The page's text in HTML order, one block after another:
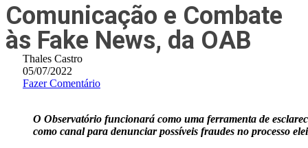
Comunicação e Combate
às Fake News, da OAB
Thales Castro
05/07/2022
Fazer Comentário
O Observatório funcionará como uma ferramenta de
como canal para denunciar possíveis fraudes no processo